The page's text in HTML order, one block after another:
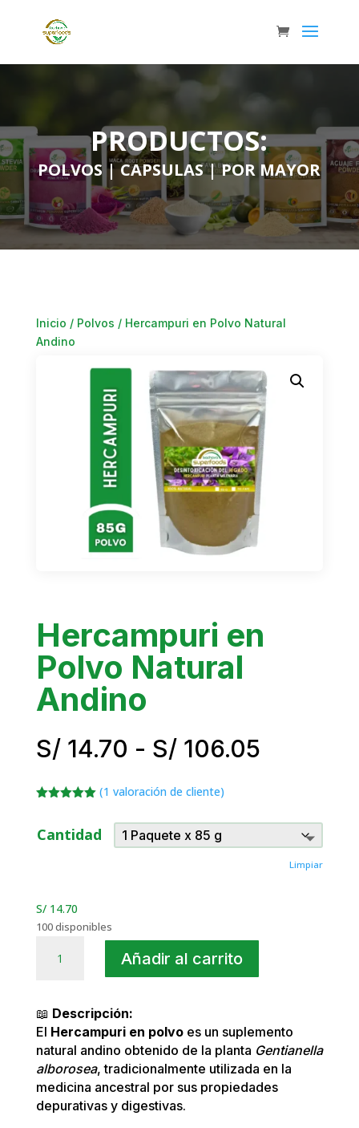
PRODUCTOS:
POLVOS |CAPSULAS|POR MAYOR
Inicio / Polvos / Hercampuri en Polvo Natural
Andino
Hercampuri en
Polvo Natural
Andino
S/14.70 - S/106.05Rango
S/ 14.70
hasta
S/
5 en base
avaloración
(1 valoración de cliente)
Cantidad
Limpiar
S/14.70
100 disponibles
Hercampuri
Andino
cantidad
Añadir al carrito
📖 Descripción:
El Hercampuri en polvoes un suplemento
natural andino obtenido de la planta Gentianella
alborosea, tradicionalmente utilizada en la
medicina ancestral por sus propiedades
depurativas y digestivas.